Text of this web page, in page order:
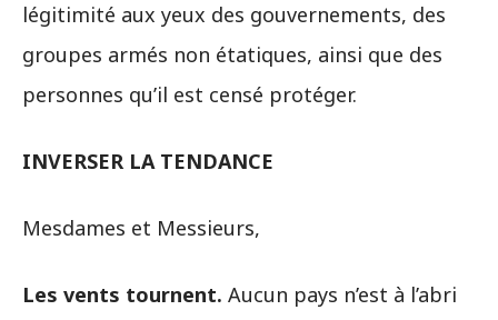
légitimité aux yeux des gouvernements, des
groupes armés non étatiques, ainsi que des
personnes qu’il est censé protéger.
INVERSER LA TENDANCE
Mesdames et Messieurs,
Les vents tournent. Aucun pays n’est à l’abri